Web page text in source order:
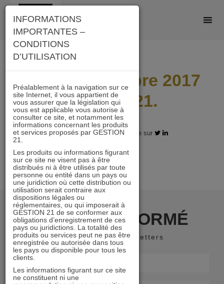
Skip
content
Lettre Décembre 2017
Actions 21.
11.01.2018 - Partagez l'article sur
RESTER INFORMÉ
Recevoir nos newsletters
INFORMATIONS
IMPORTANTES –
CONDITIONS
D’UTILISATION
Préalablement à la navigation sur ce
site Internet, il vous appartient de
vous assurer que la législation qui
vous est applicable vous autorise à
consulter ce site, et notamment les
informations concernant les produits
et services proposés par GESTION
21.
Les produits ou informations figurant
sur ce site ne visent pas à être
distribués ni à être utilisés par toute
personne ou entité dans un pays ou
une juridiction où cette distribution ou
utilisation serait contraire aux
dispositions légales ou
réglementaires, ou qui imposerait à
GESTION 21 de se conformer aux
obligations d’enregistrement de ces
pays ou juridictions. La totalité des
produits ou services peut ne pas être
enregistrée ou autorisée dans tous
les pays ou disponible pour tous les
clients.
Les informations figurant sur ce site
ne constituent ni une